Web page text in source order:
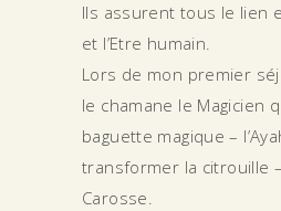
Ils assurent tous le lien
et l’Etre humain.
Lors de mon premier
le chamane le Magicien
baguette magique –
transformer la citrouille
Carosse.